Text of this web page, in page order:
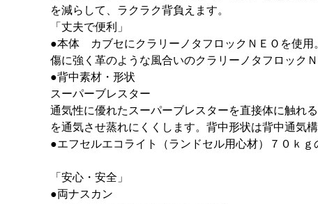
を減らして、ラクラク背負えます。
「丈夫で便利」
●本体 カブセにクラリーノタフロックＮＥＯを使用
傷に強く革のような風合いのクラリーノタフロックＮ
●背中素材・形状
スーパーブレスター
通気性に優れたスーパーブレスターを直接体に触れ
を通気させ蒸れにくくします。背中形状は背中通気
●エフセルエコライト（ランドセル用心材）７０ｋｇ
「安心・安全」
●両ナスカン